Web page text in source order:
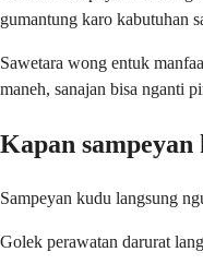
gumantung karo kabutuhan
Sawetara wong entuk
maneh, sanajan bisa nganti
Kapan
Sampeyan kudu langsung
Golek perawatan darurat